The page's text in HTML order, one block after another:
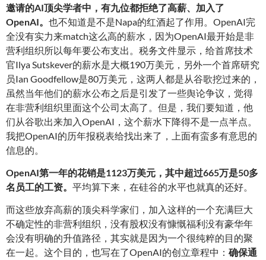
邀请的AI顶尖学者中，有九位都拒绝了高薪、加入了
OpenAI。 也不知道是不是Napa的红酒起了作用。OpenAI完
全没有实力来match这么高的薪水，因为OpenAI最开始是非
营利组织所以每年要公布支出。税务文件显示，给首席技术
官Ilya Sutskever的薪水是大概190万美元，另外一个首席研究
员Ian Goodfellow是80万美元，这两人都是从谷歌挖过来的，
虽然当年他们的薪水公布之后是引发了一些舆论争议，觉得
在非营利组织里面这个公司太高了。但是，我们要知道，他
们从谷歌出来加入OpenAI，这个薪水下降得不是一点半点。
我把OpenAI的历年报税表给找出来了，上面有蛮多有意思的
信息的。
OpenAI第一年的花销是1123万美元，其中超过665万是50多
名员工的工资。 平均算下来，在硅谷的水平也就真的还好。
而这些放弃高薪的顶尖科学家们，加入这样的一个充满巨大
不确定性的非营利组织，没有股权没有慷慨福利没有豪华年
会没有明确的升值路径，其实就是因为一个很纯粹的目的聚
在一起。这个目的，也写在了OpenAI的创立章程中： 确保通